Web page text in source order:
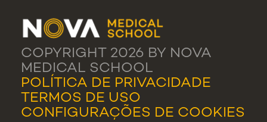
COPYRIGHT 2026 BY NOVA
MEDICAL SCHOOL
POLÍTICA DE PRIVACIDADE
TERMOS DE USO
CONFIGURAÇÕES DE COOKIES